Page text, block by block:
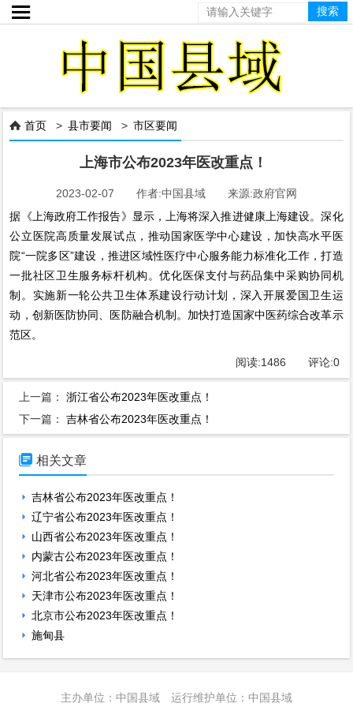

 首页 >县市要闻 >市区要闻
上海市公布2023年医改重点！
2023-02-07 作者:中国县域 来源:政府官网
据《上海政府工作报告》显示，上海将深入推进健康上海建设。深化
公立医院高质量发展试点，推动国家医学中心建设，加快高水平医
院“一院多区”建设，推进区域性医疗中心服务能力标准化工作，打造
一批社区卫生服务标杆机构。优化医保支付与药品集中采购协同机
制。实施新一轮公共卫生体系建设行动计划，深入开展爱国卫生运
动，创新医防协同、医防融合机制。加快打造国家中医药综合改革示
范区。
阅读:1486 评论:0
上一篇：浙江省公布2023年医改重点！
下一篇：吉林省公布2023年医改重点！
 相关文章
吉林省公布2023年医改重点！
辽宁省公布2023年医改重点！
山西省公布2023年医改重点！
内蒙古公布2023年医改重点！
河北省公布2023年医改重点！
天津市公布2023年医改重点！
北京市公布2023年医改重点！
施甸县
主办单位：中国县域 运行维护单位：中国县域